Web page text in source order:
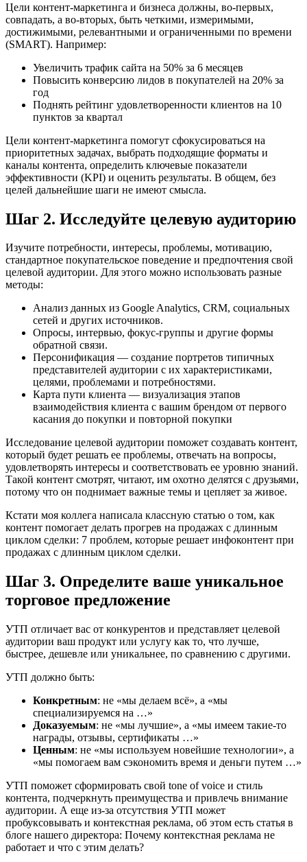
Цели контент-маркетинга и бизнеса должны, во-первых,
совпадать, а во-вторых, быть четкими, измеримыми,
достижимыми, релевантными и ограниченными по времени
(SMART). Например:
Увеличить трафик сайта на 50% за 6 месяцев
Повысить конверсию лидов в покупателей на 20% за
год
Поднять рейтинг удовлетворенности клиентов на 10
пунктов за квартал
Цели контент-маркетинга помогут сфокусироваться на
приоритетных задачах, выбрать подходящие форматы и
каналы контента, определить ключевые показатели
эффективности (KPI) и оценить результаты. В общем, без
целей дальнейшие шаги не имеют смысла.
Шаг 2. Исследуйте целевую аудиторию
Изучите потребности, интересы, проблемы, мотивацию,
стандартное покупательское поведение и предпочтения свой
целевой аудитории. Для этого можно использовать разные
методы:
Анализ данных из Google Analytics, CRM, социальных
сетей и других источников.
Опросы, интервью, фокус-группы и другие формы
обратной связи.
Персонификация — создание портретов типичных
представителей аудитории с их характеристиками,
целями, проблемами и потребностями.
Карта пути клиента — визуализация этапов
взаимодействия клиента с вашим брендом от первого
касания до покупки и повторной покупки
Исследование целевой аудитории поможет создавать контент,
который будет решать ее проблемы, отвечать на вопросы,
удовлетворять интересы и соответствовать ее уровню знаний.
Такой контент смотрят, читают, им охотно делятся с друзьями,
потому что он поднимает важные темы и цепляет за живое.
Кстати моя коллега написала классную статью о том, как
контент помогает делать прогрев на продажах с длинным
циклом сделки: 7 проблем, которые решает инфоконтент при
продажах с длинным циклом сделки.
Шаг 3. Определите ваше уникальное
торговое предложение
УТП отличает вас от конкурентов и представляет целевой
аудитории ваш продукт или услугу как то, что лучше,
быстрее, дешевле или уникальнее, по сравнению с другими.
УТП должно быть:
Конкретным: не «мы делаем всё», а «мы
специализируемся на …»
Доказуемым: не «мы лучшие», а «мы имеем такие-то
награды, отзывы, сертификаты …»
Ценным: не «мы используем новейшие технологии», а
«мы помогаем вам сэкономить время и деньги путем …»
УТП поможет сформировать свой tone of voice и стиль
контента, подчеркнуть преимущества и привлечь внимание
аудитории. А еще из-за отсутствия УТП может
пробуксовывать и контекстная реклама, об этом есть статья в
блоге нашего директора: Почему контекстная реклама не
работает и что с этим делать?